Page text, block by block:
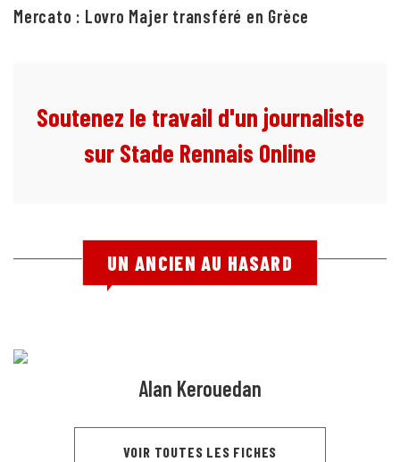
Mercato : Lovro Majer transféré en Grèce
Soutenez le travail d'un journaliste
sur Stade Rennais Online
UN ANCIEN AU HASARD
Alan Kerouedan
VOIR TOUTES LES FICHES